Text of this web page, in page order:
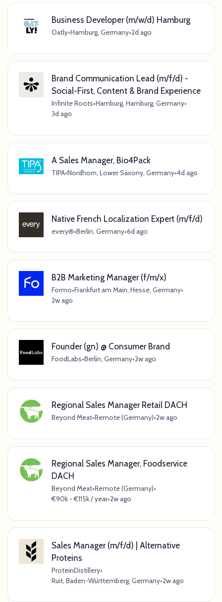
Business Developer (m/w/d) Hamburg
Oatly•Hamburg, Germany•2d ago
Brand Communication Lead (m/f/d) -
Social-First, Content & Brand Experience
Infinite Roots•Hamburg, Hamburg, Germany•
3d ago
A Sales Manager, Bio4Pack
TIPA•Nordhorn, Lower Saxony, Germany•4d ago
Native French Localization Expert (m/f/d)
every®•Berlin, Germany•6d ago
B2B Marketing Manager (f/m/x)
Formo•Frankfurt am Main, Hesse, Germany•
2w ago
Founder (gn) @ Consumer Brand
FoodLabs•Berlin, Germany•2w ago
Regional Sales Manager Retail DACH
Beyond Meat•Remote (Germany)•2w ago
Regional Sales Manager, Foodservice
DACH
Beyond Meat•Remote (Germany)•
€90k - €115k / year•2w ago
Sales Manager (m/f/d) | Alternative
Proteins
ProteinDistillery•
Ruit, Baden-Württemberg, Germany•2w ago